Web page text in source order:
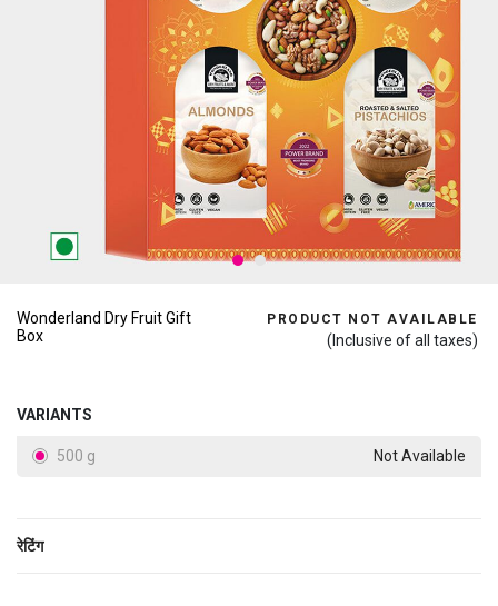
Wonderland Dry Fruit Gift
Box
PRODUCT NOT AVAILABLE
(Inclusive of all taxes)
VARIANTS
500 g Not Available
रेटिंग